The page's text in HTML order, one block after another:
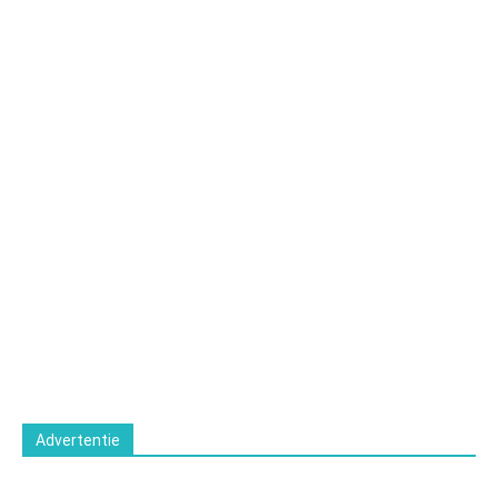
Advertentie